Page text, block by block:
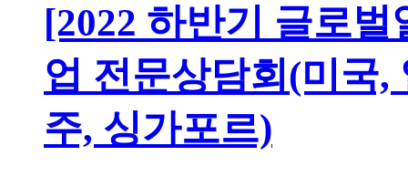
[2022 하반기 글로
업 전문상담회(미국,
주, 싱가포르)